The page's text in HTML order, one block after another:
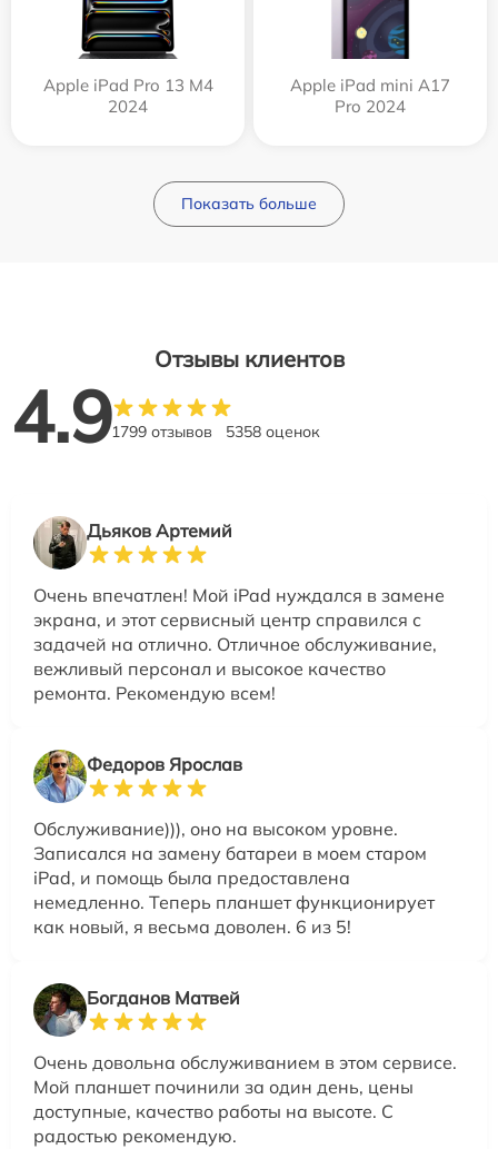
Apple iPad Pro 13 M4
2024
Apple iPad mini A17
Pro 2024
Показать больше
Отзывы клиентов
4.91799 отзывов 5358 оценок
Дьяков Артемий
Очень впечатлен! Мой iPad нуждался в замене
экрана, и этот сервисный центр справился с
задачей на отлично. Отличное обслуживание,
вежливый персонал и высокое качество
ремонта. Рекомендую всем!
Федоров Ярослав
Обслуживание))), оно на высоком уровне.
Записался на замену батареи в моем старом
iPad, и помощь была предоставлена
немедленно. Теперь планшет функционирует
как новый, я весьма доволен. 6 из 5!
Богданов Матвей
Очень довольна обслуживанием в этом сервисе.
Мой планшет починили за один день, цены
доступные, качество работы на высоте. С
радостью рекомендую.